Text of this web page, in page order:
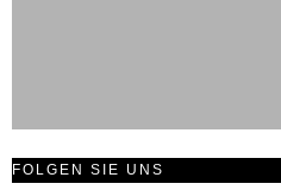
FOLGEN SIE UNS